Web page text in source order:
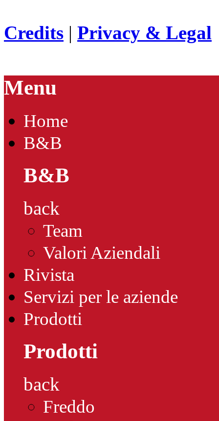
Credits | Privacy & Legal
Menu
Home
B&B
B&B
back
Team
Valori Aziendali
Rivista
Servizi per le aziende
Prodotti
Prodotti
back
Freddo